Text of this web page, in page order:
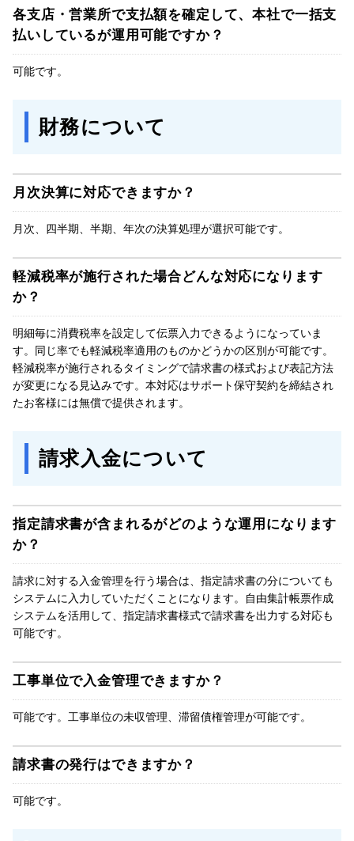
各支店・営業所で支払額を確定して、本社で一括支
払いしているが運用可能ですか？
可能です。
財務について
月次決算に対応できますか？
月次、四半期、半期、年次の決算処理が選択可能です。
軽減税率が施行された場合どんな対応になります
か？
明細毎に消費税率を設定して伝票入力できるようになっていま
す。同じ率でも軽減税率適用のものかどうかの区別が可能です。
軽減税率が施行されるタイミングで請求書の様式および表記方法
が変更になる見込みです。本対応はサポート保守契約を締結され
たお客様には無償で提供されます。
請求入金について
指定請求書が含まれるがどのような運用になります
か？
請求に対する入金管理を行う場合は、指定請求書の分についても
システムに入力していただくことになります。自由集計帳票作成
システムを活用して、指定請求書様式で請求書を出力する対応も
可能です。
工事単位で入金管理できますか？
可能です。工事単位の未収管理、滞留債権管理が可能です。
請求書の発行はできますか？
可能です。